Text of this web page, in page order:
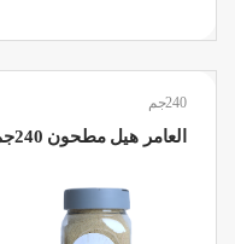
240جم
العامر هيل مطحون 240جم